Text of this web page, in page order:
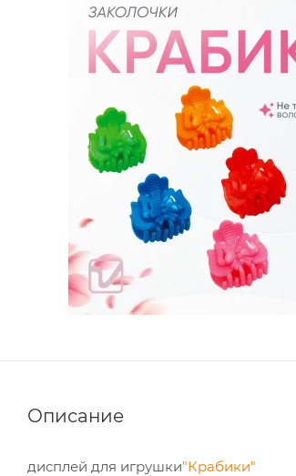
Описание
дисплей для игрушки"Крабики"